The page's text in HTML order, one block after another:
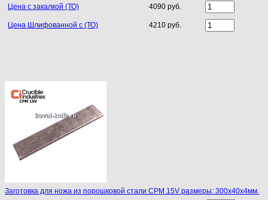
Цена с закалкой (ТО) 4090 руб.
Цена Шлифованной с (ТО) 4210 руб.
Заготовка для ножа из порошковой стали CPM 15V размеры: 300х40х4мм.